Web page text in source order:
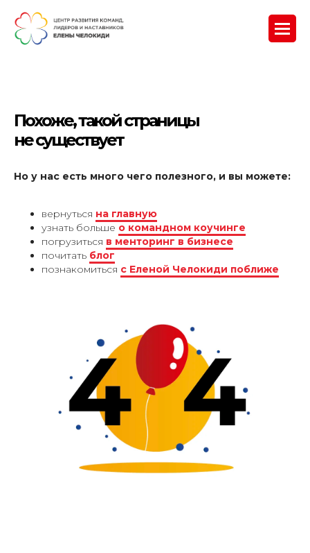
Похоже, такой страницы
не существует
Но у нас есть много чего полезного, и вы можете:
вернуться на главную
узнать больше о командном коучинге
погрузиться в менторинг в бизнесе
почитать блог
познакомиться с Еленой Челокиди поближе